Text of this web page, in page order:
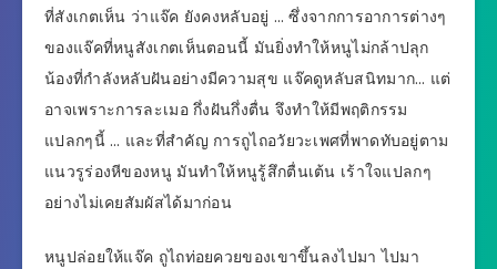
ที่สังเกตเห็น ว่าแจ๊ค ยังคงหลับอยู่ … ซึ่งจากการอาการต่างๆ
ของแจ๊คที่หนูสังเกตเห็นตอนนี้ มันยิ่งทำให้หนูไม่กล้าปลุก
น้องที่กำลังหลับฝันอย่างมีความสุข แจ๊คดูหลับสนิทมาก… แต่
อาจเพราะการละเมอ กึ่งฝันกึ่งตื่น จึงทำให้มีพฤติกรรม
แปลกๆนี้ … และที่สำคัญ การถูไถอวัยวะเพศที่พาดทับอยู่ตาม
แนวรูร่องหีของหนู มันทำให้หนูรู้สึกตื่นเต้น เร้าใจแปลกๆ
อย่างไม่เคยสัมผัสได้มาก่อน
หนูปล่อยให้แจ๊ค ถูไถท่อยควยของเขาขึ้นลงไปมา ไปมา